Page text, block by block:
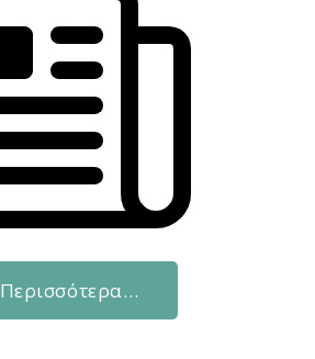
Περισσότερα…